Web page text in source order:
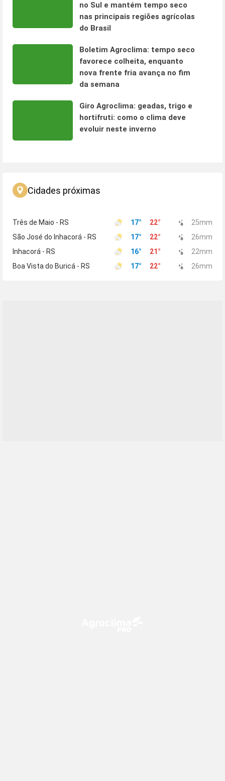
no Sul e mantém tempo seco
nas principais regiões agrícolas
do Brasil
Boletim Agroclima: tempo seco
favorece colheita, enquanto
nova frente fria avança no fim
da semana
Giro Agroclima: geadas, trigo e
hortifruti: como o clima deve
evoluir neste inverno
Cidades próximas
Três de Maio - RS 17° 22° 25mm
São José do Inhacorá - RS
17° 22° 26mm
Inhacorá - RS
16° 21 ° 22mm
Boa Vista do Buricá - RS
17° 22° 26mm